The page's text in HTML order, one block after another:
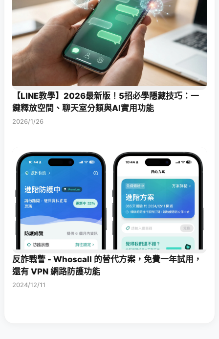
【LINE教學】2026最新版！5招必學隱藏技巧：一
鍵釋放空間、聊天室分類與AI實用功能
2026/1/26
反詐戰警 - Whoscall 的替代方案，免費一年試用，
還有 VPN 網路防護功能
2024/12/11